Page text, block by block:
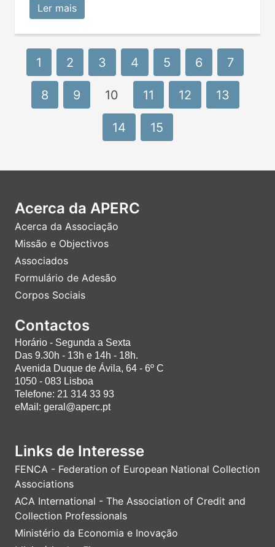
Ler mais
1 2 3 4 5 6 7
8 9 10 11 12 13
14 15
Acerca da APERC
Acerca da Associação
Missão e Objectivos
Associados
Formulário de Adesão
Corpos Sociais
Contactos
Horário - Segunda a Sexta
Das 9.30h - 13h e 14h - 18h.
Avenida Duque de Ávila, 64 - 6º C
1050 - 083 Lisboa
Telefone: 21 314 33 93
eMail: geral@aperc.pt
Links de Interesse
FENCA - Federation of European National Collection
Associations
ACA International - The Association of Credit and
Collection Professionals
Ministério da Economia e Inovação